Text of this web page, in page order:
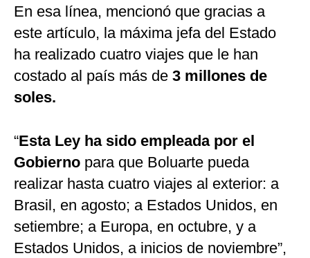
En esa línea, mencionó que gracias a
este artículo, la máxima jefa del Estado
ha realizado cuatro viajes que le han
costado al país más de 3 millones de
soles.
“Esta Ley ha sido empleada por el
Gobierno para que Boluarte pueda
realizar hasta cuatro viajes al exterior: a
Brasil, en agosto; a Estados Unidos, en
setiembre; a Europa, en octubre, y a
Estados Unidos, a inicios de noviembre”,